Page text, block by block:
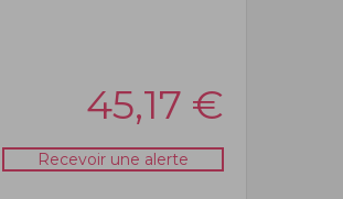
45,17 €
Recevoir une alerte